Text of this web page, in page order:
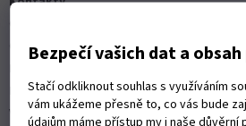
Bezpečí vašich dat a
Stačí odkliknout souhlas s využíváním
vám ukážeme přesně to, co vás bude
Ochrana osobních údajů
Platební možnosti
Vrácení zboží a reklamace